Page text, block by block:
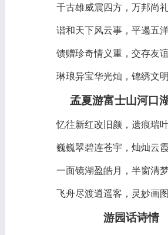
千古雄威震四方，万邦尚礼
谐和天下风云事，平遏五洋
馈赠珍奇情义重，交存友谊
琳琅异宝华光灿，锦绣文明
孟夏游富士山河口
忆往新红改旧颜，遗痕瑞叶
巍巍翠碧连苍宇，灿灿云霞
一面镜湖盈皓月，半窗清梦
飞舟尽渡逍遥客，灵妙画图
游园话诗情